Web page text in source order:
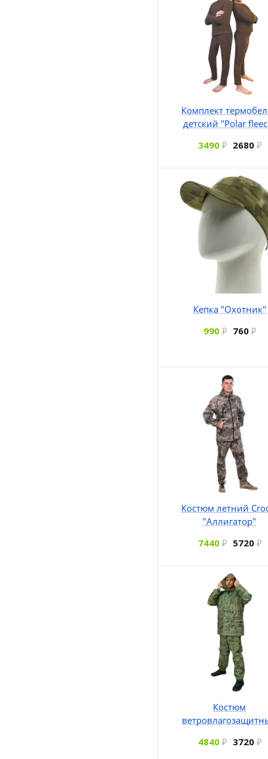
Комплект
детский "Polar
3490
2680
Кепка "Охотник"
990
760
Костюм летний
"Аллигатор"
7440
5720
Костюм
4840
3720